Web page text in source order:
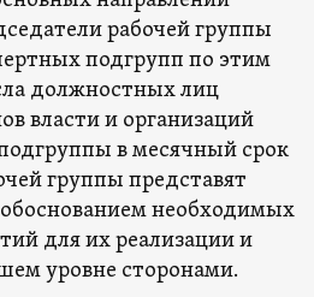
рабочей группы
подгрупп по этим
должностных лиц
власти и организаций
в месячный срок
группы представят
обоснованием необходимых
для их реализации и
уровне сторонами.